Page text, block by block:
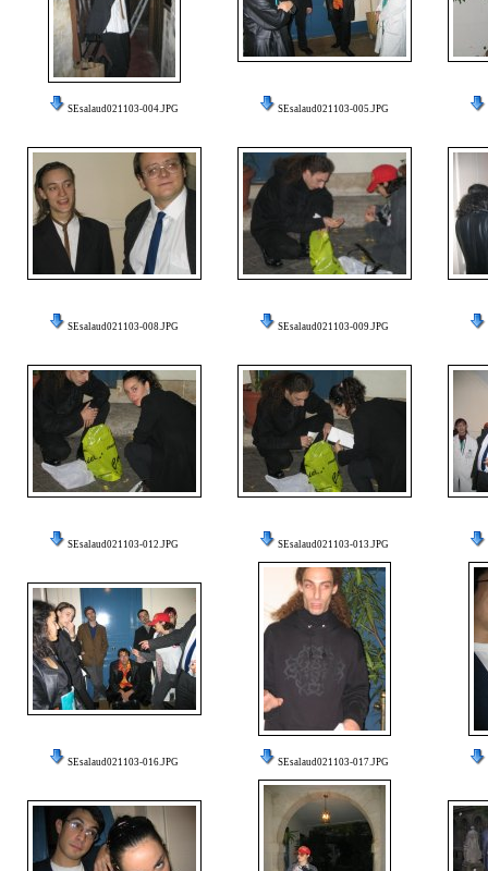
SEsalaud021103-004.JPG SEsalaud021103-005.JPG
SEsalaud021103-008.JPG SEsalaud021103-009.JPG
SEsalaud021103-012.JPG SEsalaud021103-013.JPG
SEsalaud021103-016.JPG SEsalaud021103-017.JPG